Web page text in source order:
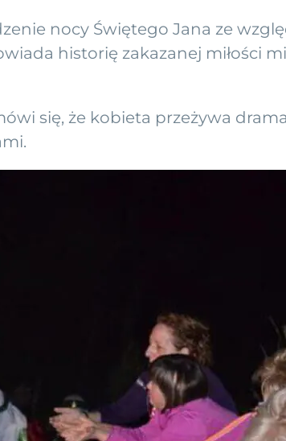
nocy Świętego Jana ze
historię zakazanej miłości
się, że kobieta przeżywa